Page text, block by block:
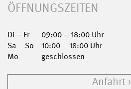
ÖFFNUNGSZEITEN
Di – Fr
09:00 – 18:00 Uhr
Sa – So
10:00 – 18:00 Uhr
Mo
geschlossen
Anfahrt